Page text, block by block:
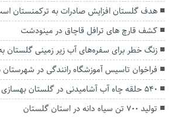
هدف گلستان افزایش صادرات به ترکمنستان
کشف قارچ های ترافل قاچاق در مینودشت
زنگ خطر برای سفره‌های آب زیر زمینی گلستان
فراخوان تاسيس آموزشگاه رانندگی در
۵۴۰ حلقه چاه آب آشامیدنی در گلستان بهسازی شد
تولید ۷۰۰ تن سیاه دانه در استان گلستان